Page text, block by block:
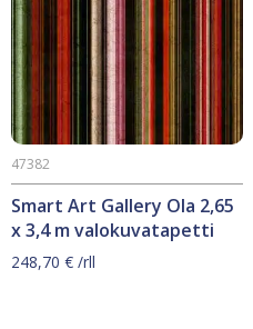
Smart Art Gallery Ola 2,65
x 3,4 m valokuvatapetti
47382
248,70 € /rll